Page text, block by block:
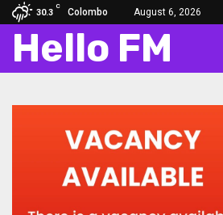
30.3
C
Colombo August 6, 2026
Hello FM